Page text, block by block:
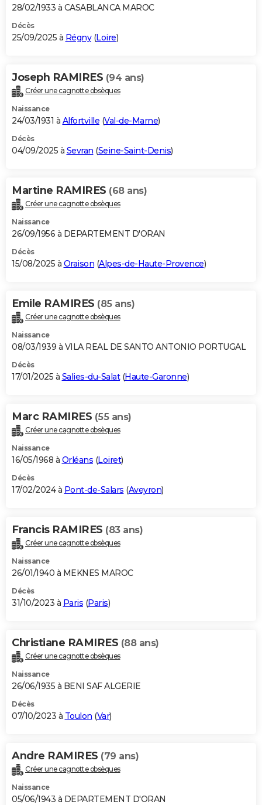
28/02/1933 à CASABLANCA MAROC
Décès
25/09/2025 à Régny(Loire)
Joseph RAMIRES (94 ans)
Créer une cagnotte obsèques
Naissance
24/03/1931 à Alfortville (Val-de-Marne)
Décès
04/09/2025 à Sevran (Seine-Saint-Denis)
Martine RAMIRES (68 ans)
Créer une cagnotte obsèques
Naissance
26/09/1956 à DEPARTEMENT D'ORAN
Décès
15/08/2025 à Oraison (Alpes-de-Haute-Provence)
Emile RAMIRES (85 ans)
Créer une cagnotte obsèques
Naissance
08/03/1939 à VILA REAL DE SANTO ANTONIO PORTUGAL
Décès
17/01/2025 à Salies-du-Salat(Haute-Garonne)
Marc RAMIRES (55 ans)
Créer une cagnotte obsèques
Naissance
16/05/1968 à Orléans (Loiret)
Décès
17/02/2024 à Pont-de-Salars (Aveyron)
Francis RAMIRES (83 ans)
Créer une cagnotte obsèques
Naissance
26/01/1940 à MEKNES MAROC
Décès
31/10/2023 à Paris (Paris)
Christiane RAMIRES (88 ans)
Créer une cagnotte obsèques
Naissance
26/06/1935 à BENI SAF ALGERIE
Décès
07/10/2023 à Toulon (Var)
Andre RAMIRES (79 ans)
Créer une cagnotte obsèques
Naissance
05/06/1943 à DEPARTEMENT D'ORAN